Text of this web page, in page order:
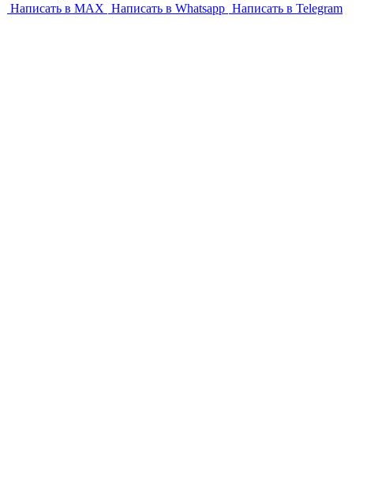
Написать в MAX Написать в Whatsapp Написать в Telegram